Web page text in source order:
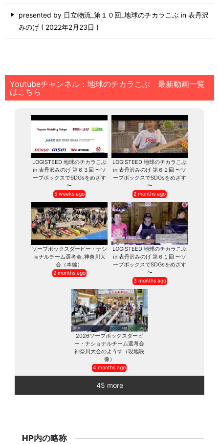
presented by 日立物流_第１０回_地球のチカラこぶ in 表丹沢
みのげ
2022年2月23日
Youtubeチャンネル：地球のチカラこぶ 最新動画一覧
はこちら
LOGISTEED 地球のチカラこぶ
in 表丹沢みのげ 第６３回 〜ソ
ープボックスでSDGsをめざす
〜
5 weeks ago
LOGISTEED 地球のチカラこぶ
in 表丹沢みのげ 第６２回 〜ソ
ープボックスでSDGsをめざす
〜
2 months ago
ソープボックスダービー・ナシ
ョナルチーム選考会_神奈川大
会（本編）
2 months ago
LOGISTEED 地球のチカラこぶ
in 表丹沢みのげ 第６１回 〜ソ
ープボックスでSDGsをめざす
〜
3 months ago
2026ソープボックスダービ
ー・ナショナルチーム選考会
神奈川大会のようす（現地映
像）
4 months ago
45 more
HP内の略称